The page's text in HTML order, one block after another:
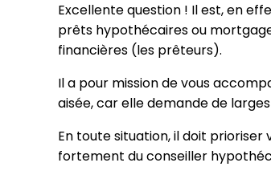
Excellente question ! Il est, en
prêts hypothécaires ou
financières (les prêteurs).
Il a pour mission de vous
aisée, car elle demande de
En toute situation, il doit
fortement du conseiller